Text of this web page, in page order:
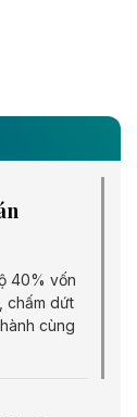
40% vốn
chấm dứt
cùng